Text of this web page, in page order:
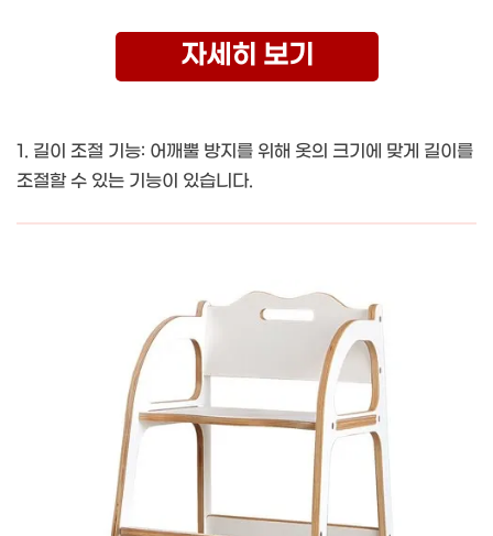
자세히 보기
1. 길이 조절 기능: 어깨뿔 방지를 위해 옷의 크기에 맞게 길이를
조절할 수 있는 기능이 있습니다.